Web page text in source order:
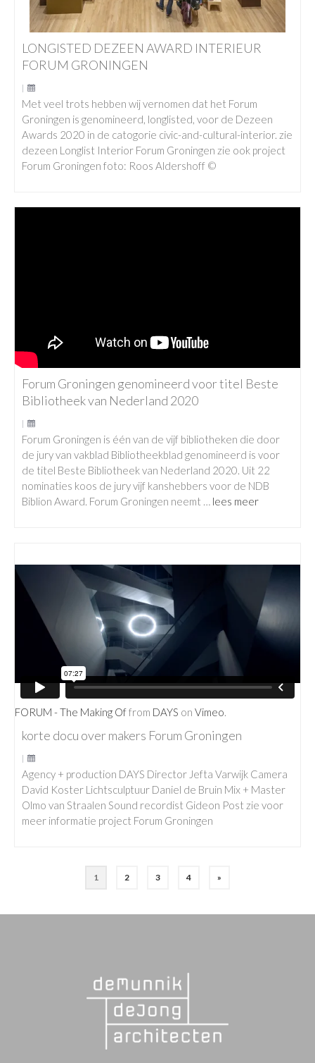
LONGISTED DEZEEN AWARD INTERIEUR
FORUM GRONINGEN
|
Met veel trots hebben wij vernomen dat het Forum
Groningen is genomineerd, longlisted, voor de Dezeen
Awards 2020 in de catogorie civic-and-cultural-interior. zie
dezeen Longlist Interior Forum Groningen zie ook project
Forum Groningen foto: Roos Aldershoff ©
Forum Groningen genomineerd voor titel Beste
Bibliotheek van Nederland 2020
Forum Groningen is één van de vijf bibliotheken die door
de jury van vakblad Bibliotheekblad genomineerd is voor
de titel Beste Bibliotheek van Nederland 2020. Uit 22
nominaties koos de jury vijf kanshebbers voor de NDB
Biblion Award. Forum Groningen neemt … lees meer
FORUM - The Making Offrom DAYS on Vimeo.
korte docu over makers Forum Groningen
Agency + production DAYS Director Jefta Varwijk Camera
David Koster Lichtsculptuur Daniel de Bruin Mix + Master
Olmo van Straalen Sound recordist Gideon Post zie voor
meer informatie project Forum Groningen
1 2 3 4 »